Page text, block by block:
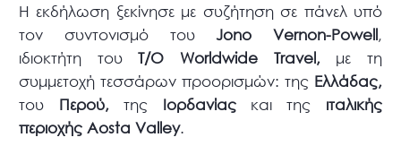
Η εκδήλωση ξεκίνησε με συζήτηση σε πάνελ υπό
τον συντονισμό τουJono Vernon-Powell,
ιδιοκτήτη τουT/O Worldwide Travel, με τη
συμμετοχή τεσσάρων προορισμών: της Ελλάδας,
του Περού,της Ιορδανίαςκαι της ιταλικής
περιοχής Aosta Valley.